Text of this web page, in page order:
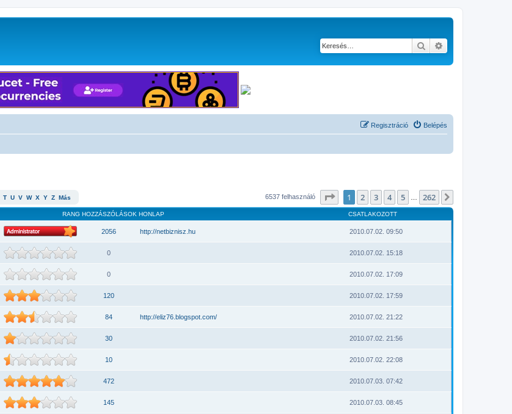
Keresés
Belépés
Regisztráció
T U V W X Y Z Más 6537 felhasználó Oldal: 1 262
1 2 3 4 5 262
RANG HOZZÁSZÓLÁSOK HONLAP CSATLAKOZOTT
2056 http://netbiznisz.hu 2010.07.02. 09:50
0 2010.07.02. 15:18
0 2010.07.02. 17:09
120 2010.07.02. 17:59
84 http://eliz76.blogspot.com/ 2010.07.02. 21:22
30 2010.07.02. 21:56
10 2010.07.02. 22:08
472 2010.07.03. 07:42
145 2010.07.03. 08:45